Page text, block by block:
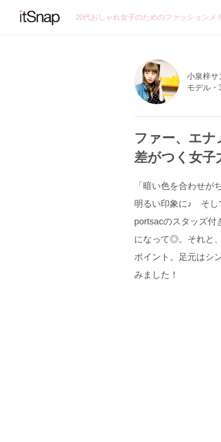
20代おしゃれ女子のためのファッション
小泉梓サ
モデル・
ファー、エ
差がつく女
「暗い色を合わせ
明るい印象に♪ そし
portsacのスタッズ付
になって◎。それと
ポイント。足元はシ
みました！